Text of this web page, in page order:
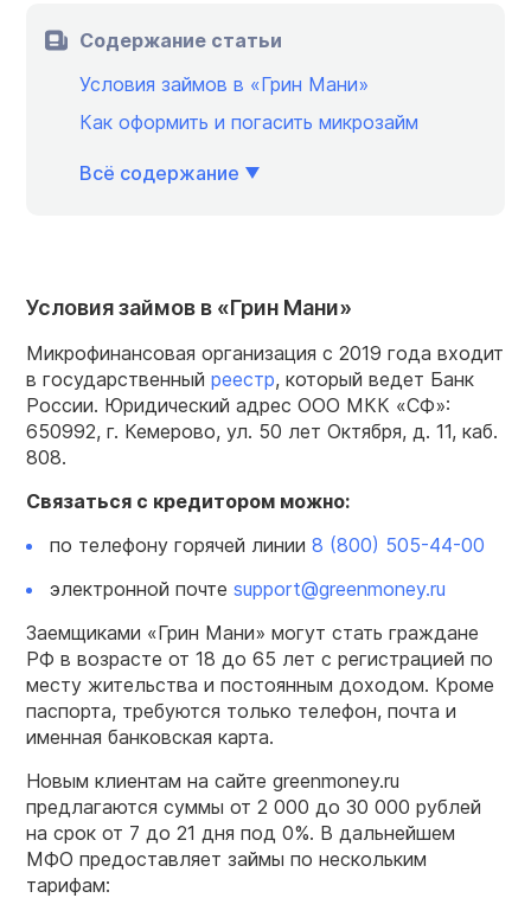
Содержание статьи
Условия займов в «Грин Мани»
Как оформить и погасить микрозайм
Всё содержание
Условия займов в «Грин Мани»
Микрофинансовая организация с 2019 года входит
в государственный реестр, который ведет Банк
России. Юридический адрес ООО МКК «СФ»:
650992, г. Кемерово, ул. 50 лет Октября, д. 11, каб.
808.
Связаться с кредитором можно:
по телефону горячей линии 8 (800) 505-44-00
электронной почте support@greenmoney.ru
Заемщиками «Грин Мани» могут стать граждане
РФ в возрасте от 18 до 65 лет с регистрацией по
месту жительства и постоянным доходом. Кроме
паспорта, требуются только телефон, почта и
именная банковская карта.
Новым клиентам на сайте greenmoney.ru
предлагаются суммы от 2 000 до 30 000 рублей
на срок от 7 до 21 дня под 0%. В дальнейшем
МФО предоставляет займы по нескольким
тарифам: